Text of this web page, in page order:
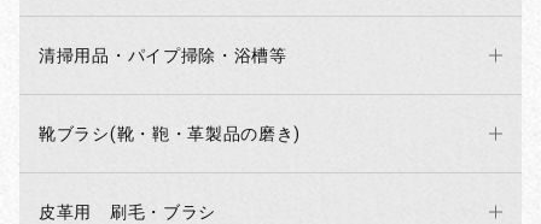
清掃用品・パイプ掃除・浴槽等
靴ブラシ(靴・鞄・革製品の磨き)
皮革用 刷毛・ブラシ